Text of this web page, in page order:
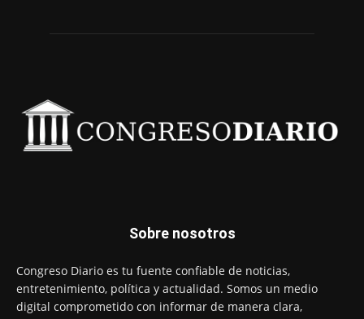
Sobre nosotros
Congreso Diario es tu fuente confiable de noticias,
entretenimiento, política y actualidad. Somos un medio
digital comprometido con informar de manera clara,